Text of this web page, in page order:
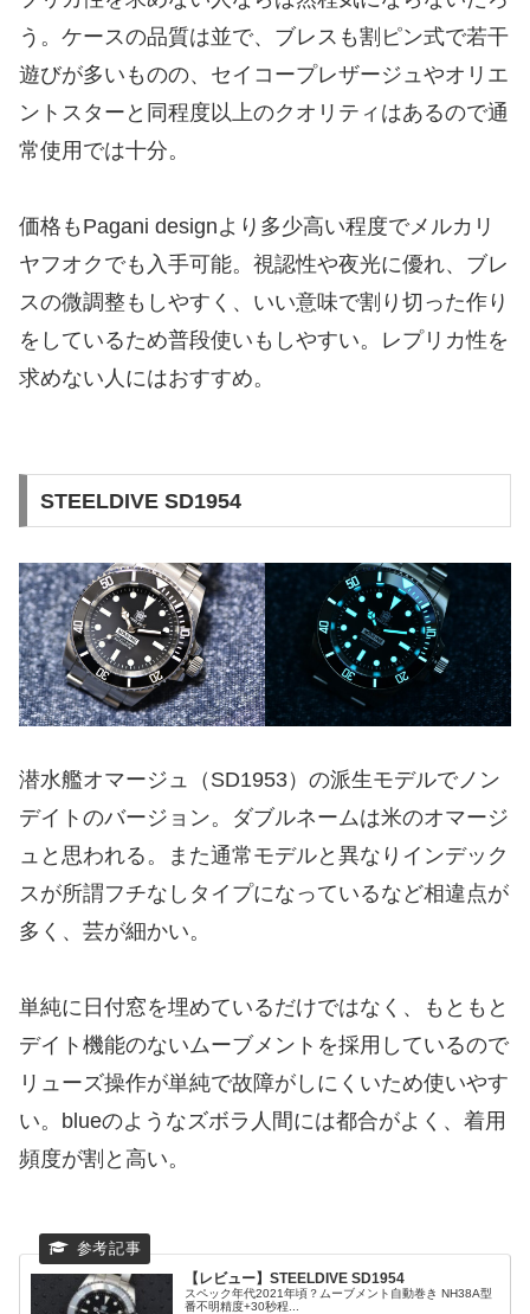
う。ケースの品質は並で、ブレスも割ピン式で若干
遊びが多いものの、セイコープレザージュやオリエ
ントスターと同程度以上のクオリティはあるので通
常使用では十分。
価格もPagani designより多少高い程度でメルカリ
ヤフオクでも入手可能。視認性や夜光に優れ、ブレ
スの微調整もしやすく、いい意味で割り切った作り
をしているため普段使いもしやすい。レプリカ性を
求めない人にはおすすめ。
STEELDIVE SD1954
潜水艦オマージュ（SD1953）の派生モデルでノン
デイトのバージョン。ダブルネームは米のオマージ
ュと思われる。また通常モデルと異なりインデック
スが所謂フチなしタイプになっているなど相違点が
多く、芸が細かい。
単純に日付窓を埋めているだけではなく、もともと
デイト機能のないムーブメントを採用しているので
リューズ操作が単純で故障がしにくいため使いやす
い。blueのようなズボラ人間には都合がよく、着用
頻度が割と高い。
【レビュー】STEELDIVE SD1954
スペック年代2021年頃？ムーブメント自動巻き NH38A型
番不明精度+30秒程...